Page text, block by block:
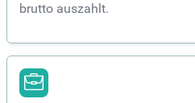
brutto auszahlt.